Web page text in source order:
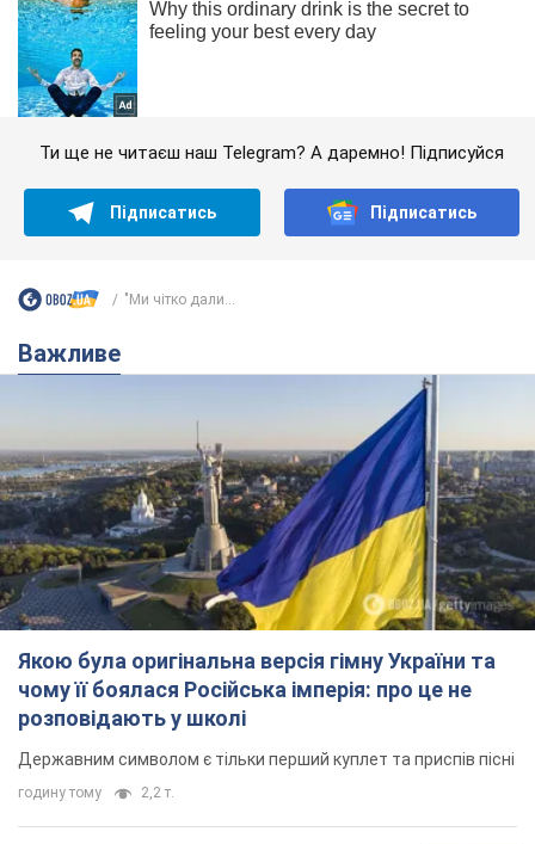
Ти ще не читаєш наш Telegram? А даремно! Підписуйся
Підписатись Підписатись
"Ми чітко дали...
Важливе
Якою була оригінальна версія гімну України та
чому її боялася Російська імперія: про це не
розповідають у школі
Державним символом є тільки перший куплет та приспів пісні
годину тому 2,2 т.